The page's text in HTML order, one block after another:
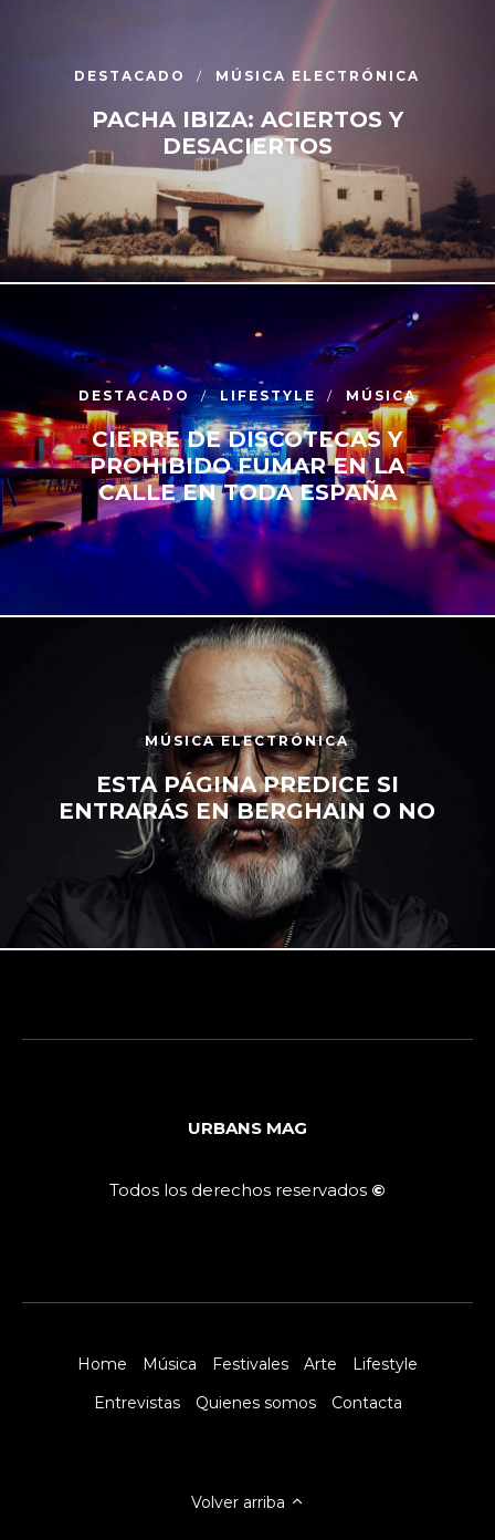
DESTACADO MÚSICA ELECTRÓNICA
PACHA IBIZA: ACIERTOS Y
DESACIERTOS
DESTACADO LIFESTYLE MÚSICA
CIERRE DE DISCOTECAS Y
PROHIBIDO FUMAR EN LA
CALLE EN TODA ESPAÑA
MÚSICA ELECTRÓNICA
ESTA PÁGINA PREDICE SI
ENTRARÁS EN BERGHAIN O NO
URBANS MAG
Todos los derechos reservados ©
Home Música Festivales Arte
Lifestyle
Entrevistas
Quienes somos Contacta
Volver arriba